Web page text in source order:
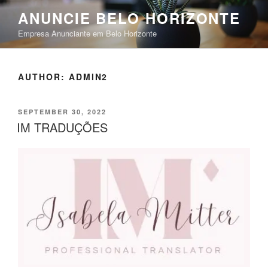
ANUNCIE BELO HORIZONTE
Empresa Anunciante em Belo Horizonte
AUTHOR: ADMIN2
SEPTEMBER 30, 2022
IM TRADUÇÕES